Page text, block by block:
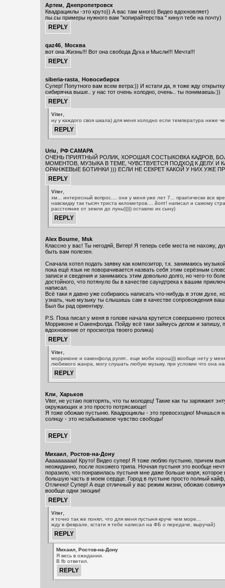
Артем, Днепропетровск
Квадрациклы -это круто)) А вас там много) Видео вдохновляет)
пы.сы примеры нужного вам "копирайтерства " кинул тебе на почту)
qaz46, Москва
вот она Жизнь!!! Вот она свобода Духа и Мысли!!! Мечта!!!
siberia-rasta, Новосибирск
Супер! Попутного вам всем ветра:)) И кстати да, я тоже жду
сибирячка выше.. у нас тот очень холодно, очень.. ты понимаешь:))
Viter,
ну у каждого своя шкала) для меня холодно если температура ниже
Uriu, РФ САМАРА
ОЧЕНЬ ПРИЯТНЫЙ РОЛИК, ХОРОШАЯ СОСТЫКОВКА КАДРОВ,
МОМЕНТОВ, МУЗЫКА В ТЕМЕ, ЧУВСТВУЕТСЯ ПОДХОД К ДЕЛУ. И
ОРАНЖЕВЫЕ БОТИНКИ ))) ЕСЛИ НЕ СЕКРЕТ КАКОЙ У НИХ УЖЕ
Viter,
хм... интересный вопрос.... они у меня уже лет 7... практически все
навскидку так тысяч триста километров.... йопт! написал и самому
расстояние от земли до луны))))) оставлю их сыну)
Alex Bourne, Msk
Классно у вас! Ты негодяй, Витер! Я теперь себе места не нахожу,
быть вам полезен.
Сначала хотел подать заявку как композитор, т.к. занимаюсь
пока ещё язык не поворачивается назвать себя этим серёзным
записи и сведения и занимаюсь этим довольно долго, но чего-то
достойного, что потянуло бы в качестве саундтрека к вашим
написал.
Всё таки я давно уже собираюсь написать что-нибудь в этом духе,
узнать, чью музыку ты слышишь сам в качестве сопровождения
Был бы рад ориентиру.
P.S. Пока писал у меня в голове начала крутится совершенно
Морриконе и Оакенфолда. Пойду всё таки займусь делом и запишу,
вдохновение от просмотра твоего ролика)
Viter,
морриконе и оакенфолд рулят.. еще моби хорош))) вообще нету у
любимого жанра, могу слушать любую музыку, при условии что она
Кли, Харьков
Viter, не устаю повторять, что ты молодец! Такие как ты заряжают
окружающих и это просто потрясающе!
Я тоже обожаю пустыню. Квадроциклы - это превосходно! Мчишься
солнцу - это незабываемое чувство свободы!
Михаил, Ростов-на-Дону
Аааааааааа! Круто! Видео супер! Я тоже люблю пустыню, причем
неожиданно, после похожего трипа. Ночная пустыня это вообще
поразило, что понравилась пустыня мне даже больше моря, которое
большую часть в моем сердце. Город в пустыне просто полный
Отлично! Супер! А еще отличный у вас режим жизни, обожаю
вообще одни эмоции!
Viter,
я точно так же понял, что для меня пустыня круче чем море...
жду в феврале, кстати я тебе написал на ФБ о передаче, выручай)
Михаил, Ростов-на-Дону
Я весь в ожидании.
В fb ответил.